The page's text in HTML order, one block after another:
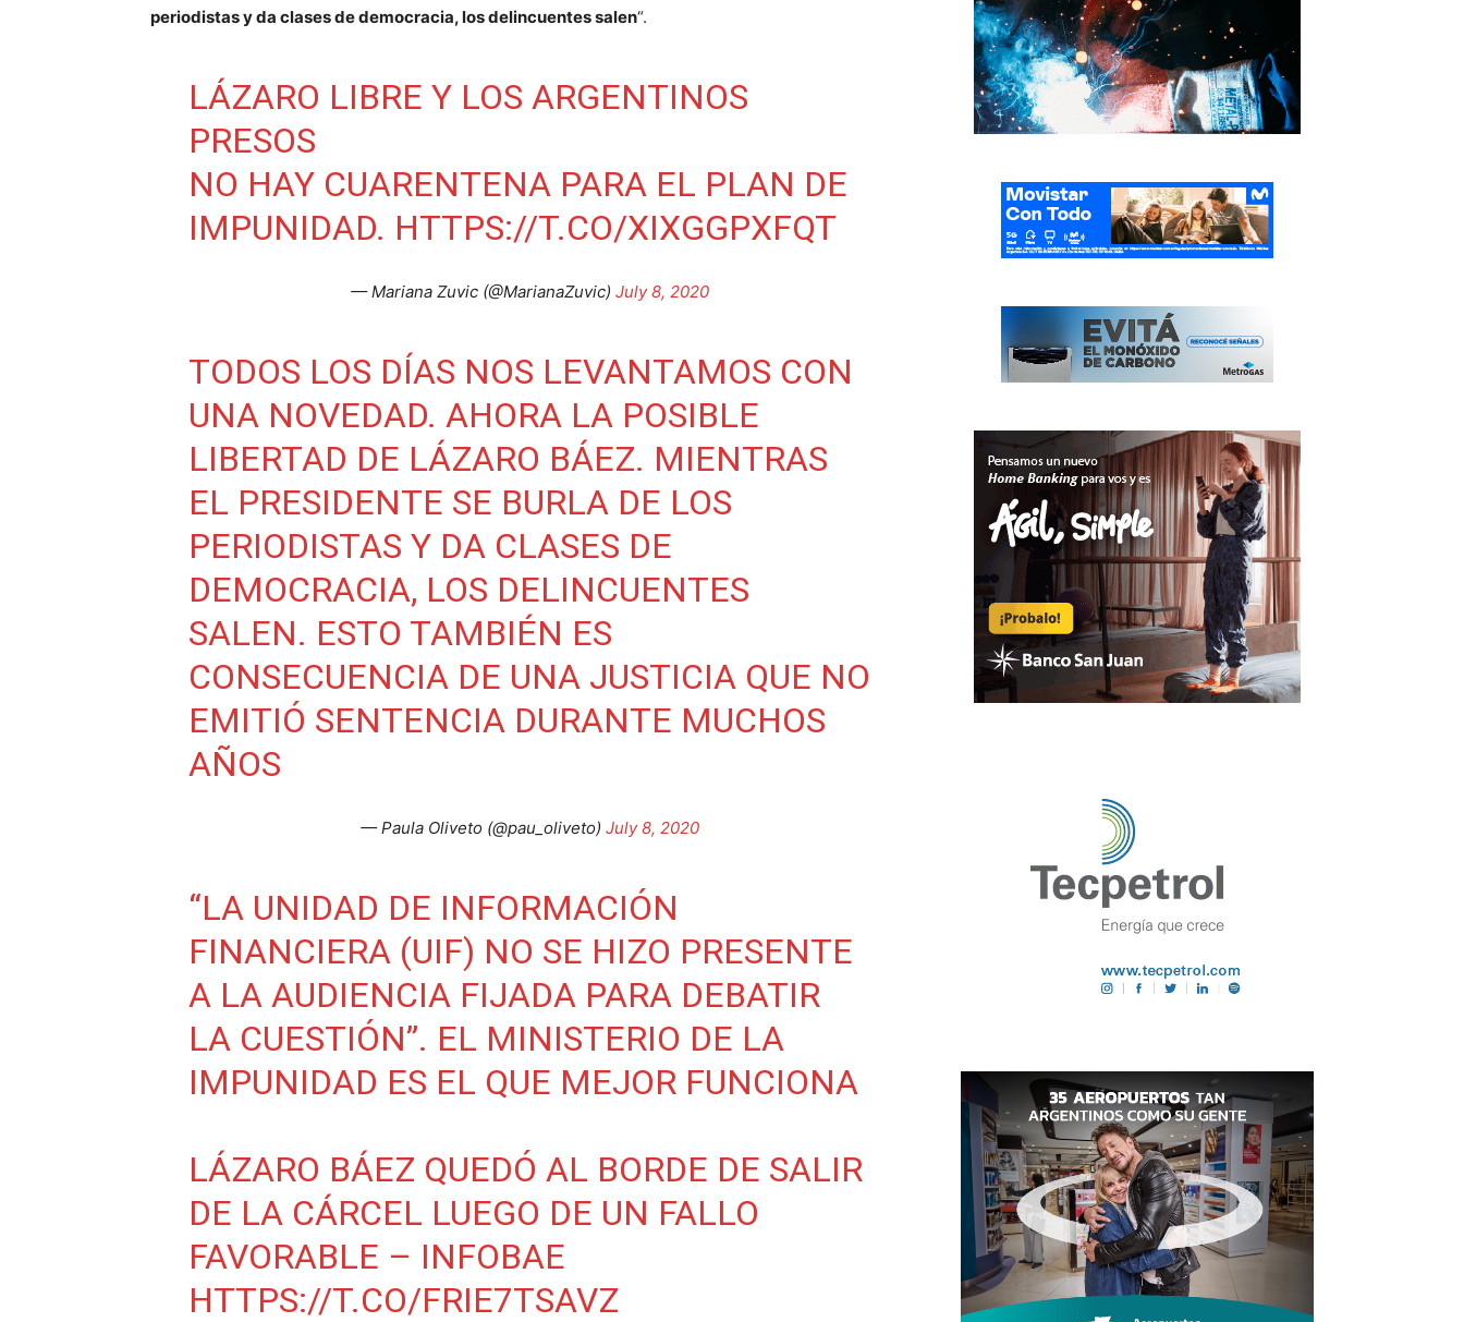
periodistas y da clases de democracia, los delincuentes salen“.
LÁZARO LIBRE Y LOS ARGENTINOS
PRESOS
NO HAY CUARENTENA PARA EL PLAN DE
IMPUNIDAD. HTTPS://T.CO/XIXGGPXFQT
— Mariana Zuvic (@MarianaZuvic) July 8, 2020
TODOS LOS DÍAS NOS LEVANTAMOS CON
UNA NOVEDAD. AHORA LA POSIBLE
LIBERTAD DE LÁZARO BÁEZ. MIENTRAS
EL PRESIDENTE SE BURLA DE LOS
PERIODISTAS Y DA CLASES DE
DEMOCRACIA, LOS DELINCUENTES
SALEN. ESTO TAMBIÉN ES
CONSECUENCIA DE UNA JUSTICIA QUE NO
EMITIÓ SENTENCIA DURANTE MUCHOS
AÑOS
— Paula Oliveto (@pau_oliveto) July 8, 2020
“LA UNIDAD DE INFORMACIÓN
FINANCIERA (UIF) NO SE HIZO PRESENTE
A LA AUDIENCIA FIJADA PARA DEBATIR
LA CUESTIÓN”. EL MINISTERIO DE LA
IMPUNIDAD ES EL QUE MEJOR FUNCIONA
LÁZARO BÁEZ QUEDÓ AL BORDE DE SALIR
DE LA CÁRCEL LUEGO DE UN FALLO
FAVORABLE – INFOBAE
HTTPS://T.CO/FRIE7TSAVZ